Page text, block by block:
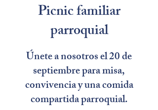
Picnic familiar
parroquial
Únete a nosotros el 20 de
septiembre para misa,
convivencia y una comida
compartida parroquial.